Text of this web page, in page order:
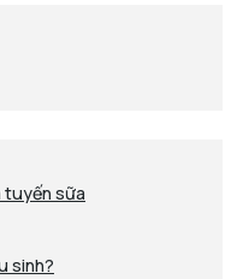
tuyến sữa
sinh?